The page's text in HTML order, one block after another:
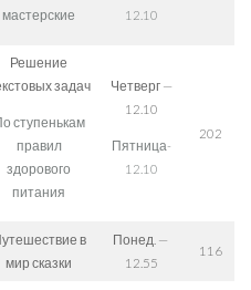
мастерские
12.10
Решение
задач
ступенькам
правил
здорового
питания
Четверг —
12.10
Пятница-
12.10
202
в
мир сказки
Понед. —
12.55
116